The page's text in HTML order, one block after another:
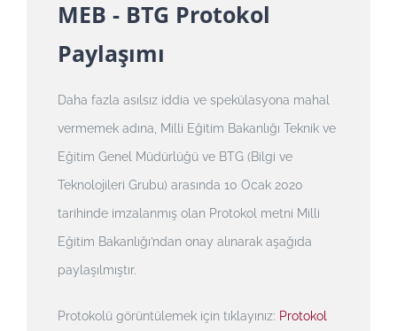
MEB - BTG Protokol
Paylaşımı
Daha fazla asılsız iddia ve spekülasyona mahal
vermemek adına, Milli Eğitim Bakanlığı Teknik ve
Eğitim Genel Müdürlüğü ve BTG (Bilgi ve
Teknolojileri Grubu) arasında 10 Ocak 2020
tarihinde imzalanmış olan Protokol metni Milli
Eğitim Bakanlığı’ndan onay alınarak aşağıda
paylaşılmıştır.
Protokolü görüntülemek için tıklayınız: Protokol